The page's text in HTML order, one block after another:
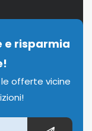
e risparmia
le offerte vicine